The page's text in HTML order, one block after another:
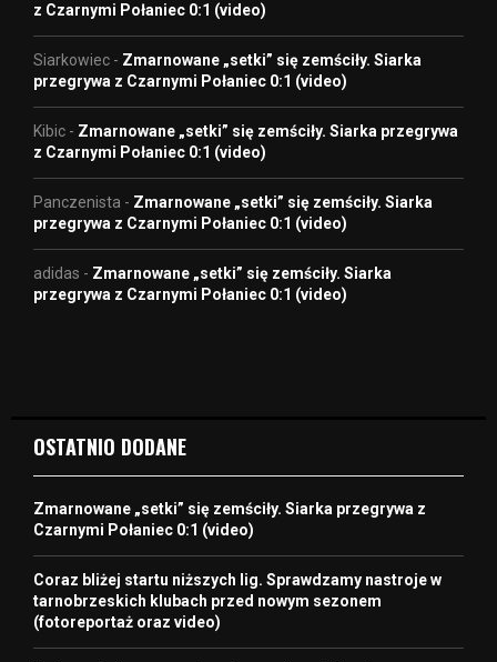
z Czarnymi Połaniec 0:1 (video)
Siarkowiec - Zmarnowane „setki” się zemściły. Siarka
przegrywa z Czarnymi Połaniec 0:1 (video)
Kibic - Zmarnowane „setki” się zemściły. Siarka przegrywa
z Czarnymi Połaniec 0:1 (video)
Panczenista - Zmarnowane „setki” się zemściły. Siarka
przegrywa z Czarnymi Połaniec 0:1 (video)
adidas - Zmarnowane „setki” się zemściły. Siarka
przegrywa z Czarnymi Połaniec 0:1 (video)
OSTATNIO DODANE
Zmarnowane „setki” się zemściły. Siarka przegrywa z
Czarnymi Połaniec 0:1 (video)
Coraz bliżej startu niższych lig. Sprawdzamy nastroje w
tarnobrzeskich klubach przed nowym sezonem
(fotoreportaż oraz video)